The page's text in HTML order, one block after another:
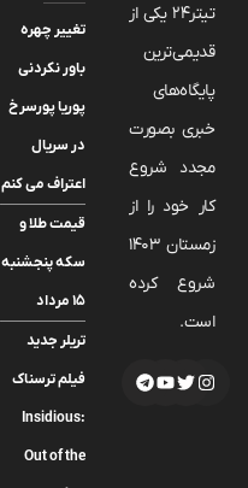
تیتر24 یکی از
قدیمی‌ترین
پایگاه‌های
خبری بصورت
مجدد شروع
کار خود را از
زمستان 1403
شروع کرده
است.
تغییر چهره
باور نکردنی
پوریا پورسرخ
در سریال
اعتراف می کنم
قیمت طلا و
سکه پنجشنبه
۱۵ مرداد
تریلر جدید
فیلم ترسناک
Insidious:
Out of the